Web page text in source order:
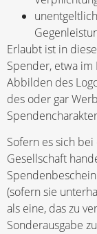
Erlaubt ist in
Spender, etwa im
Abbilden des
des oder gar
Sofern es sich
Gesellschaft
(sofern sie
als eine, das zu
Sonderausgabe